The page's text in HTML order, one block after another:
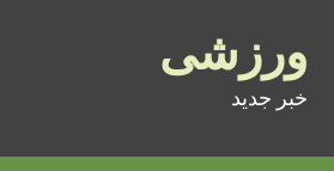
ورزشی
خبر جدید